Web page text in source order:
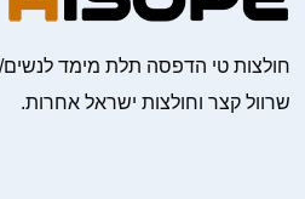
חולצות טי הדפסה תלת מימד לנשים/
שרוול קצר וחולצות ישראל אחרות.